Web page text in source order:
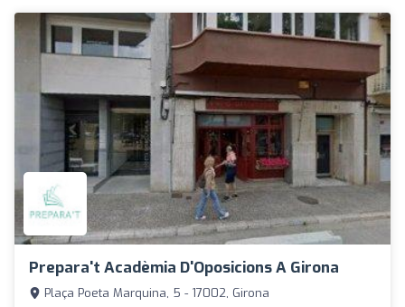
Prepara't Acadèmia D'Oposicions A Girona
Plaça Poeta Marquina, 5 - 17002, Girona